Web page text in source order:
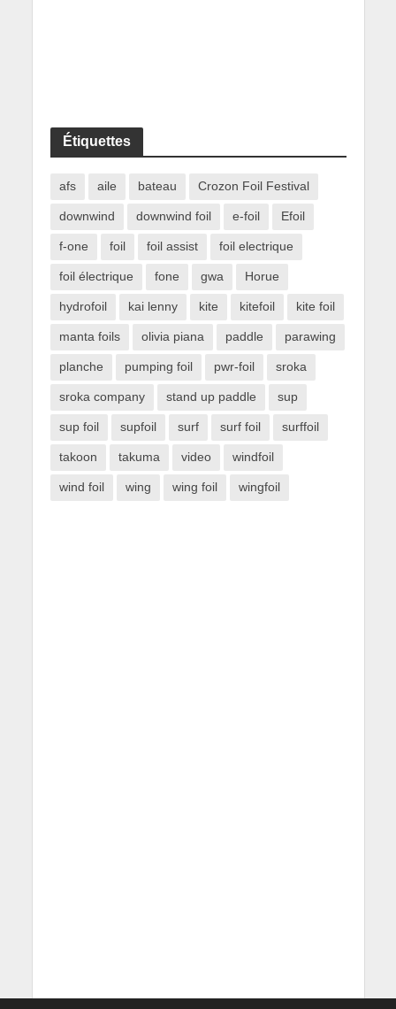
Étiquettes
afs aile bateau Crozon Foil Festival
downwind downwind foil e-foil Efoil
f-one foil foil assist foil electrique
foil électrique fone gwa Horue
hydrofoil kai lenny kite kitefoil kite foil
manta foils olivia piana paddle parawing
planche pumping foil pwr-foil sroka
sroka company stand up paddle sup
sup foil supfoil surf surf foil surffoil
takoon takuma video windfoil
wind foil wing wing foil wingfoil